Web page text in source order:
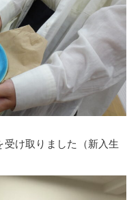
け取りました（新入生